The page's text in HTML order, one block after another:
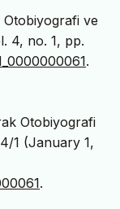
Otobiyografi ve
4, no. 1, pp.
.
Otobiyografi
1 (January 1,
.